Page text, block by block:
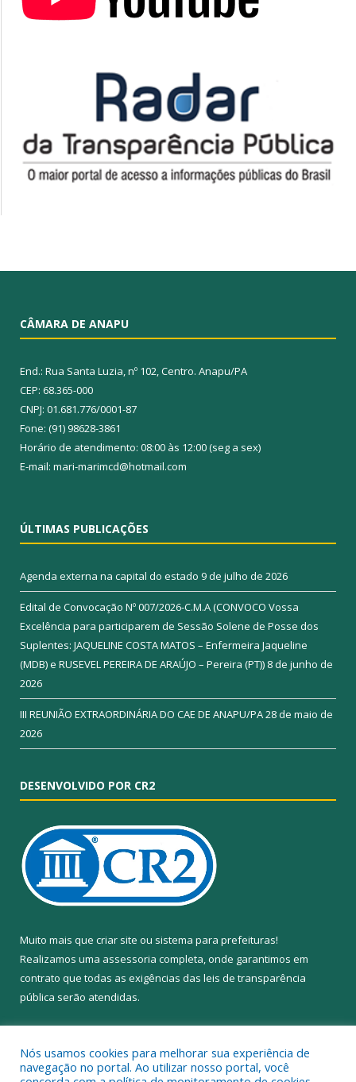
CÂMARA DE ANAPU
End.: Rua Santa Luzia, nº 102, Centro. Anapu/PA
CEP: 68.365-000
CNPJ: 01.681.776/0001-87
Fone: (91) 98628-3861
Horário de atendimento: 08:00 às 12:00 (seg a sex)
E-mail: mari-marimcd@hotmail.com
ÚLTIMAS PUBLICAÇÕES
Agenda externa na capital do estado 9 de julho de 2026
Edital de Convocação Nº 007/2026-C.M.A (CONVOCO Vossa
Excelência para participarem de Sessão Solene de Posse dos
Suplentes: JAQUELINE COSTA MATOS – Enfermeira Jaqueline
(MDB) e RUSEVEL PEREIRA DE ARAÚJO – Pereira (PT)) 8 de junho de
2026
III REUNIÃO EXTRAORDINÁRIA DO CAE DE ANAPU/PA28 de maio de
2026
DESENVOLVIDO POR CR2
Muito mais que criar site ou sistema para prefeituras!
Realizamos uma assessoria completa, onde garantimos em
contrato que todas as exigências das leis de transparência
pública serão atendidas.
Nós usamos cookies para melhorar sua experiência de
navegação no portal. Ao utilizar nosso portal, você